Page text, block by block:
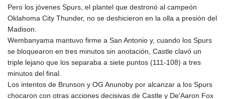
Pero los jóvenes Spurs, el plantel que destronó al campeón
Oklahoma City Thunder, no se deshicieron en la olla a presión del
Madison.
Wembanyama mantuvo firme a San Antonio y, cuando los Spurs
se bloquearon en tres minutos sin anotación, Castle clavó un
triple lejano que los separaba a siete puntos (111-108) a tres
minutos del final.
Los intentos de Brunson y OG Anunoby por alcanzar a los Spurs
chocaron con otras acciones decisivas de Castle y De'Aaron Fox